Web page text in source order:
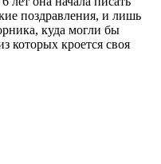
поздравления, и лишь
куда могли бы
которых кроется своя